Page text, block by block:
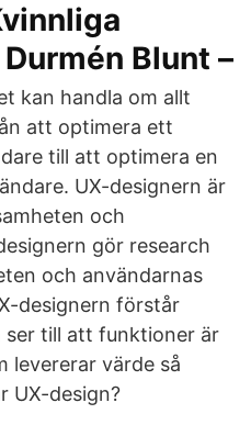
Blunt –
kan handla om allt
att optimera ett
till att optimera en
UX-designern är
och
gör research
och användarnas
designern förstår
ser till att funktioner är
levererar värde så
UX-design?